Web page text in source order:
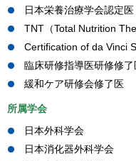
日本栄養治療学会認定医
TNT（Total Nutrition
Certification of da Vinci
臨床研修指導医研修修了
緩和ケア研修会修了医
所属学会
日本外科学会
日本消化器外科学会